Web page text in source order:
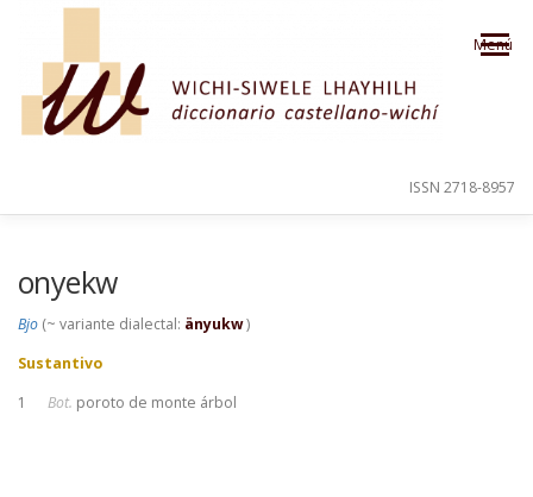
Saltar al contenido
Menú
ISSN 2718-8957
onyekw
Bjo (~ variante dialectal: änyukw)
Sustantivo
1 Bot. poroto de monte árbol